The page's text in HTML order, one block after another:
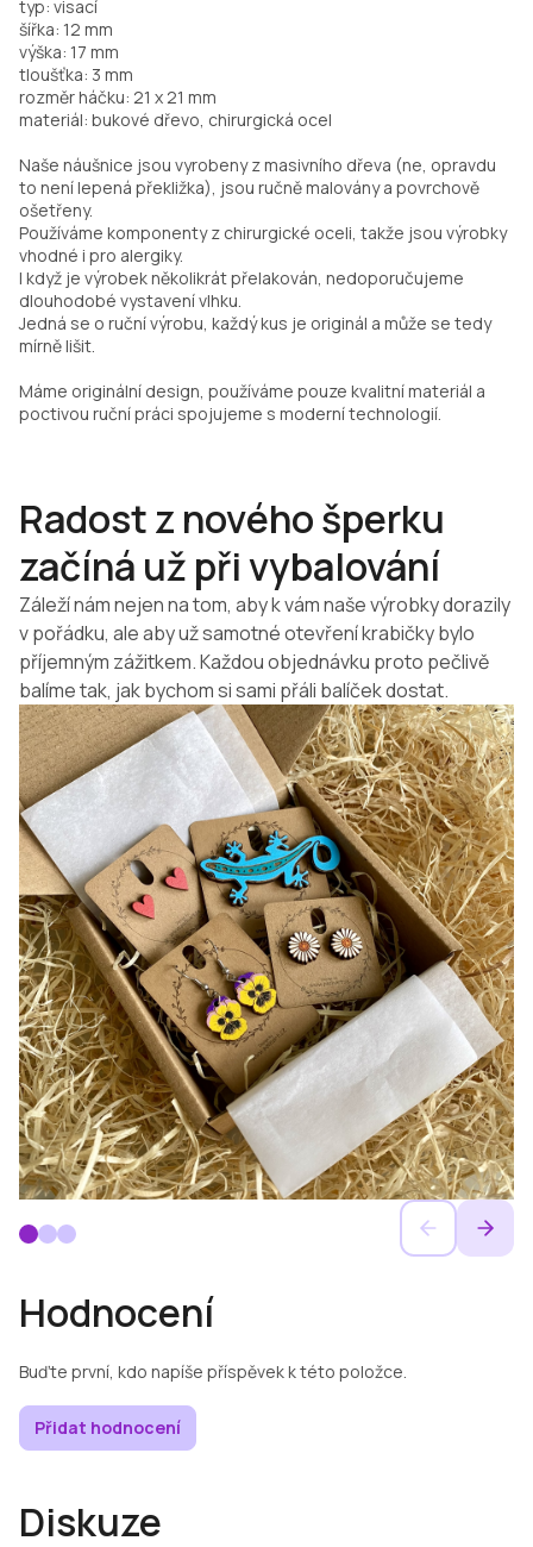
typ: visací
šířka: 12 mm
výška: 17 mm
tloušťka: 3 mm
rozměr háčku: 21 x 21 mm
materiál: bukové dřevo, chirurgická ocel
Naše náušnice jsou vyrobeny z masivního dřeva (ne, opravdu
to není lepená překližka), jsou ručně malovány a povrchově
ošetřeny.
Používáme komponenty z chirurgické oceli, takže jsou výrobky
vhodné i pro alergiky.
I když je výrobek několikrát přelakován, nedoporučujeme
dlouhodobé vystavení vlhku.
Jedná se o ruční výrobu, každý kus je originál a může se tedy
mírně lišit.
Máme originální design, používáme pouze kvalitní materiál a
poctivou ruční práci spojujeme s moderní technologií.
Hodnocení
Buďte první, kdo napíše příspěvek k této položce.
Přidat hodnocení
Diskuze
Radost z nového šperku
začíná už při vybalování
Záleží nám nejen na tom, aby k vám naše výrobky dorazily
v pořádku, ale aby už samotné otevření krabičky bylo
příjemným zážitkem. Každou objednávku proto pečlivě
balíme tak, jak bychom si sami přáli balíček dostat.